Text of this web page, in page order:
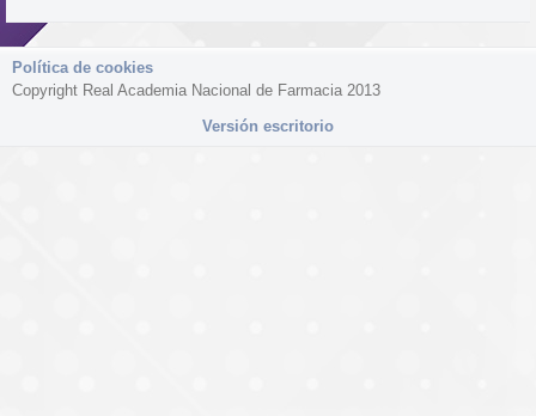
Política de cookies
Copyright Real Academia Nacional de Farmacia 2013
Versión escritorio